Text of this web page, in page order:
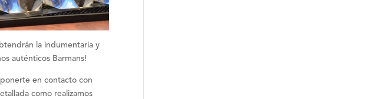
la indumentaria y
auténticos Barmans!
en contacto con
como realizamos